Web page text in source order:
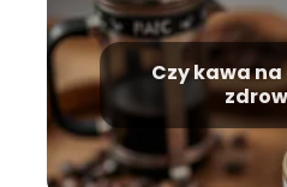
Czy kawa